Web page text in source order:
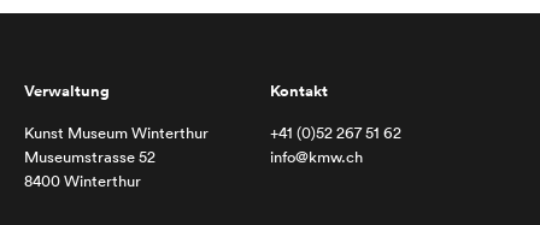
Verwaltung
Kunst Museum Winterthur
Museumstrasse 52
8400 Winterthur
Kontakt
+41 (0)52 267 51 62
info@kmw.ch